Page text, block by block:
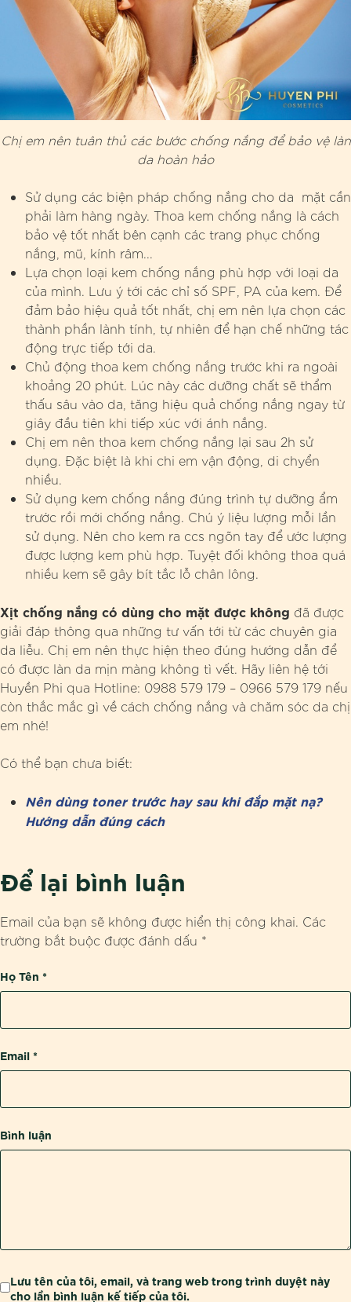
Chị em nên tuân thủ các bước chống nắng để bảo vệ làn
da hoàn hảo
Sử dụng các biện pháp chống nắng cho da mặt cần
phải làm hàng ngày. Thoa kem chống nắng là cách
bảo vệ tốt nhất bên cạnh các trang phục chống
nắng, mũ, kính râm...
Lựa chọn loại kem chống nắng phù hợp với loại da
của mình. Lưu ý tới các chỉ số SPF, PA của kem. Để
đảm bảo hiệu quả tốt nhất, chị em nên lựa chọn các
thành phần lành tính, tự nhiên để hạn chế những tác
động trực tiếp tới da.
Chủ động thoa kem chống nắng trước khi ra ngoài
khoảng 20 phút. Lúc này các dưỡng chất sẽ thẩm
thấu sâu vào da, tăng hiệu quả chống nắng ngay từ
giây đầu tiên khi tiếp xúc với ánh nắng.
Chị em nên thoa kem chống nắng lại sau 2h sử
dụng. Đặc biệt là khi chi em vận động, di chyển
nhiều.
Sử dụng kem chống nắng đúng trình tự dưỡng ẩm
trước rồi mới chống nắng. Chú ý liệu lượng mỗi lần
sử dụng. Nên cho kem ra ccs ngõn tay để ước lượng
được lượng kem phù hợp. Tuyệt đối không thoa quá
nhiều kem sẽ gây bít tắc lỗ chân lông.
Xịt chống nắng có dùng cho mặt được không đã được
giải đáp thông qua những tư vấn tới từ các chuyên gia
da liễu. Chị em nên thực hiện theo đúng hướng dẫn để
có được làn da mịn màng không tì vết. Hãy liên hệ tới
Huyền Phi qua Hotline: 0988 579 179 – 0966 579 179 nếu
còn thắc mắc gì về cách chống nắng và chăm sóc da chị
em nhé!
Có thể bạn chưa biết:
Nên dùng toner trước hay sau khi đắp mặt nạ?
Hướng dẫn đúng cách
Để lại bình luận
Email của bạn sẽ không được hiển thị công khai. Các
trường bắt buộc được đánh dấu *
Bình luận
Họ Tên *
Email *
Lưu tên của tôi, email, và trang web trong trình duyệt này
cho lần bình luận kế tiếp của tôi.